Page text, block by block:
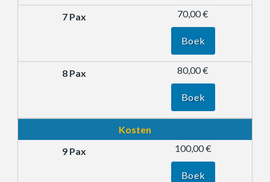
70,00 €
Boek
80,00 €
Boek
Kosten
100,00 €
Boek